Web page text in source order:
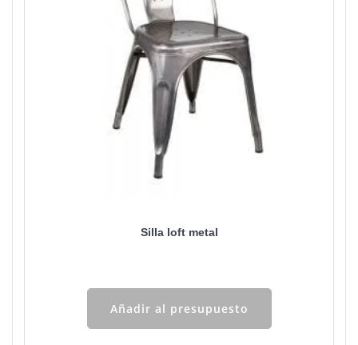
Silla loft metal
Añadir al presupuesto